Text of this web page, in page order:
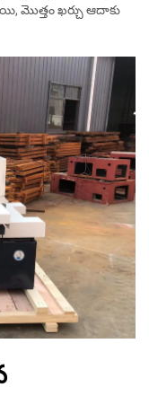
మొత్తం ఖర్చు ఆదాకు